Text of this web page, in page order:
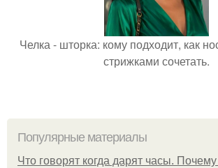
Челка - шторка: кому подходит, как
стрижками сочетать.
Популярные материалы
Что говорят когда дарят часы.